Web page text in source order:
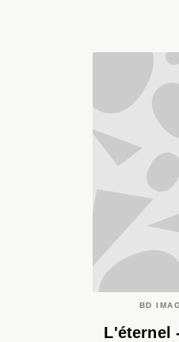
BD
L'éternel